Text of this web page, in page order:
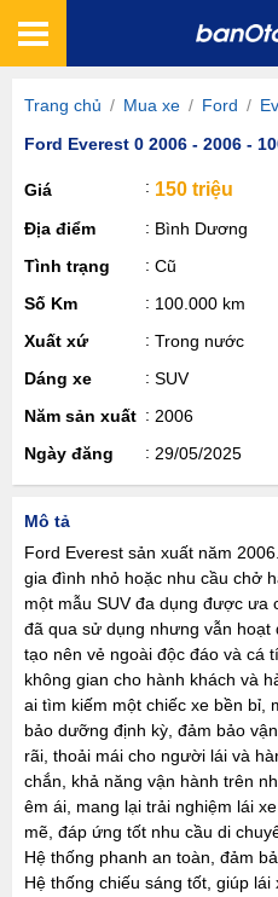
Trang chủ / Mua xe / Ford /
Ford Everest 0 2006 - 2006 -
Giá 150 triệu
Địa điểm
Bình Dương
Tình trạng
Cũ
Số Km
100.000 km
Xuất xứ
Trong nước
Dáng xe
SUV
Năm sản xuất
2006
Ngày đăng
29/05/2025
Mô tả
Ford Everest sản xuất năm
gia đình nhỏ hoặc nhu cầu chở
một mẫu SUV đa dụng được ưa
đã qua sử dụng nhưng vẫn hoạt
tạo nên vẻ ngoài độc đáo và cá
không gian cho hành khách và
ai tìm kiếm một chiếc xe bền bỉ,
bảo dưỡng định kỳ, đảm bảo
rãi, thoải mái cho người lái và
chắn, khả năng vận hành trên
êm ái, mang lại trải nghiệm lái
mẽ, đáp ứng tốt nhu cầu di
Hệ thống phanh an toàn, đảm
Hệ thống chiếu sáng tốt, giúp